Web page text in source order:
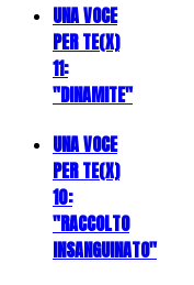
UNA VOCE
PER TE(X)
11:
"DINAMITE"
UNA VOCE
PER TE(X)
10:
"RACCOLTO
INSANGUINATO"